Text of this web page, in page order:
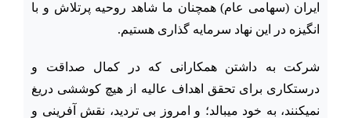
ایران (سهامی عام) همچنان ما شاهد روحیه پرتلاش و با
انگیزه در این نهاد سرمایه گذاری هستیم.
شرکت به داشتن همکارانی که در کمال صداقت و
درستکاری برای تحقق اهداف عالیه از هیچ کوششی دریغ
نمی­کنند، به خود می­بالد؛ و امروز بی ­تردید، نقش ­آفرینی و